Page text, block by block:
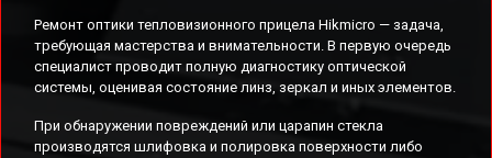
Ремонт оптики тепловизионного прицела Hikmicro — задача,
требующая мастерства и внимательности. В первую очередь
специалист проводит полную диагностику оптической
системы, оценивая состояние линз, зеркал и иных элементов.
При обнаружении повреждений или царапин стекла
производятся шлифовка и полировка поверхности либо